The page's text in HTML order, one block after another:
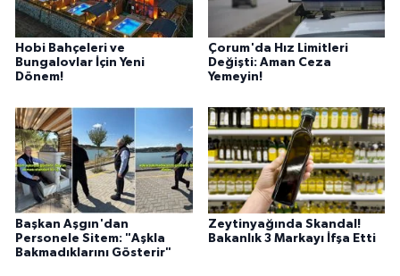
Hobi Bahçeleri ve
Bungalovlar İçin Yeni
Dönem!
Çorum'da Hız Limitleri
Değişti: Aman Ceza
Yemeyin!
Başkan Aşgın'dan
Personele Sitem: "Aşkla
Bakmadıklarını Gösterir"
Zeytinyağında Skandal!
Bakanlık 3 Markayı İfşa Etti